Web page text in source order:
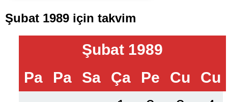
Şubat 1989 için takvim
Şubat 1989
Pa
Pa Sa Ça Pe Cu Cu